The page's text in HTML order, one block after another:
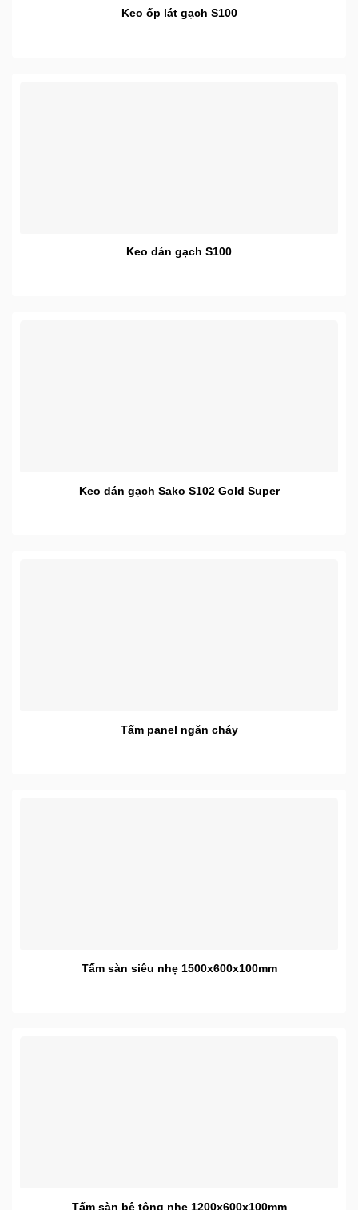
Keo ốp lát gạch S100
Keo dán gạch S100
Keo dán gạch Sako S102 Gold Super
Tấm panel ngăn cháy
Tấm sàn siêu nhẹ 1500x600x100mm
Tấm sàn bê tông nhẹ 1200x600x100mm